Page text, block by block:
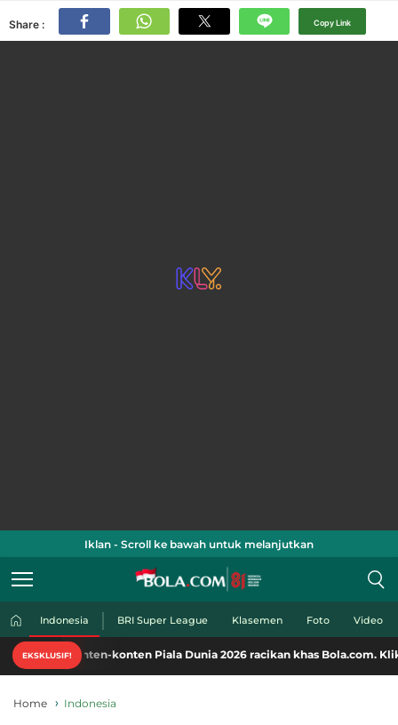
Share : Copy Link
Iklan - Scroll ke bawah untuk melanjutkan
Indonesia BRI Super League Klasemen Foto Video
EKSKLUSIF!
konten Piala Dunia 2026 racikan khas Bola.com. Klik di sini!
Home Indonesia